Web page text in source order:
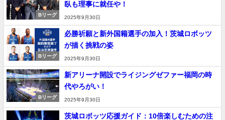
Bリーグ
臥も理事に就任や！
2025年9月30日
Bリーグ
必勝祈願と新外国籍選手の加入！茨城ロボッツ
が描く挑戦の姿
2025年9月30日
Bリーグ
新アリーナ開設でライジングゼファー福岡の時
代やろがい！
2025年9月30日
茨城ロボッツ応援ガイド：10倍楽しむための注